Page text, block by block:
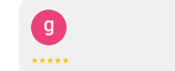
★★★★★